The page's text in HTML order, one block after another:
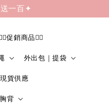
一百✦
促銷商品❤️‍🔥
外出包｜提袋
貨供應
背